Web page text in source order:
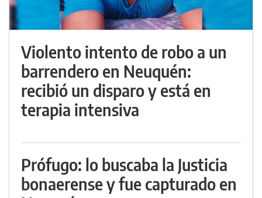
Violento intento de robo a un
barrendero en Neuquén:
recibió un disparo y está en
terapia intensiva
Prófugo: lo buscaba la Justicia
bonaerense y fue capturado en